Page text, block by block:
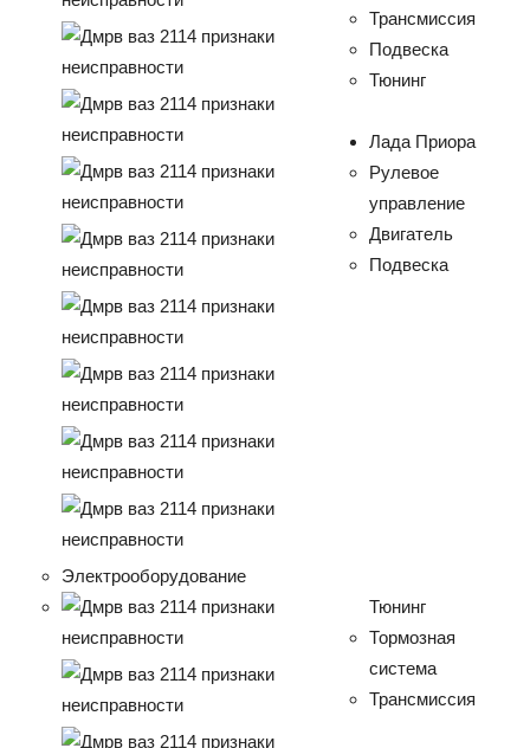
Трансмиссия
Подвеска
Тюнинг
Лада Приора
Рулевое
управление
Двигатель
Подвеска
Электрооборудование
Тюнинг
Тормозная
система
Трансмиссия